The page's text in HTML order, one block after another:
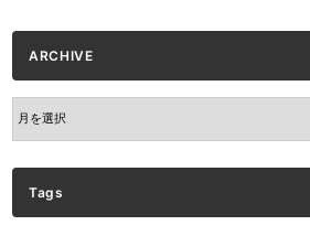
ARCHIVE
ARCHIVE
Tags